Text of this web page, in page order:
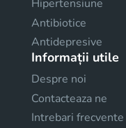
Hipertensiune
Antibiotice
Antidepresive
Informații utile
Despre noi
Contacteaza ne
Intrebari frecvente